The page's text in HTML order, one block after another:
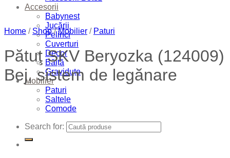
Accesorii
Babynest
Jucării
Pelinci
Cuverturi
Decor
Băiță
Graviduțe
Mobilier
Paturi
Saltele
Comode
Search for:
Home / Shop / Mobilier / Paturi
Pătuţ SKV Beryozka (124009)
Bej, sistem de legănare